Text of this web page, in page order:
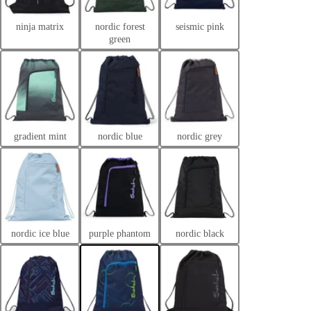
ninja matrix
nordic forest
green
seismic pink
gradient mint nordic blue nordic grey
nordic ice blue purple phantom nordic black